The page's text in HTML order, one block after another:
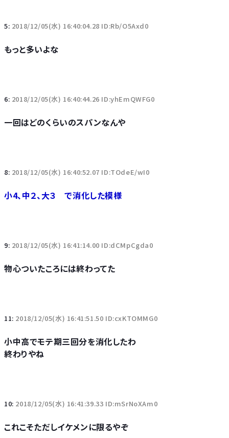
5: 2018/12/05(水) 16:40:04.28 ID:Rb/O5Axd0
もっと多いよな
6: 2018/12/05(水) 16:40:44.26 ID:yhEmQWFG0
一回はどのくらいのスパンなんや
8: 2018/12/05(水) 16:40:52.07 ID:TOdeE/wI0
小4、中２、大３ で消化した模様
9: 2018/12/05(水) 16:41:14.00 ID:dCMpCgda0
物心ついたころには終わってた
11: 2018/12/05(水) 16:41:51.50 ID:cxKTOMMG0
小中高でモテ期三回分を消化したわ
終わりやね
10: 2018/12/05(水) 16:41:39.33 ID:mSrNoXAm0
これこそただしイケメンに限るやぞ